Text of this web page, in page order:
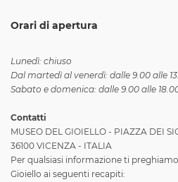
Orari di apertura
Lunedì: chiuso
Dal martedì al venerdì: dalle 9.00 alle
Sabato e domenica: dalle 9.00 alle
Contatti
MUSEO DEL GIOIELLO - PIAZZA DEI
36100 VICENZA - ITALIA
Per qualsiasi informazione ti
Gioiello ai seguenti recapiti: